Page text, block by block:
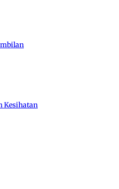
Kesihatan